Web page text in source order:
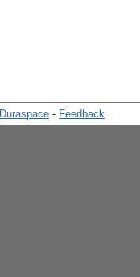
Duraspace - Feedback